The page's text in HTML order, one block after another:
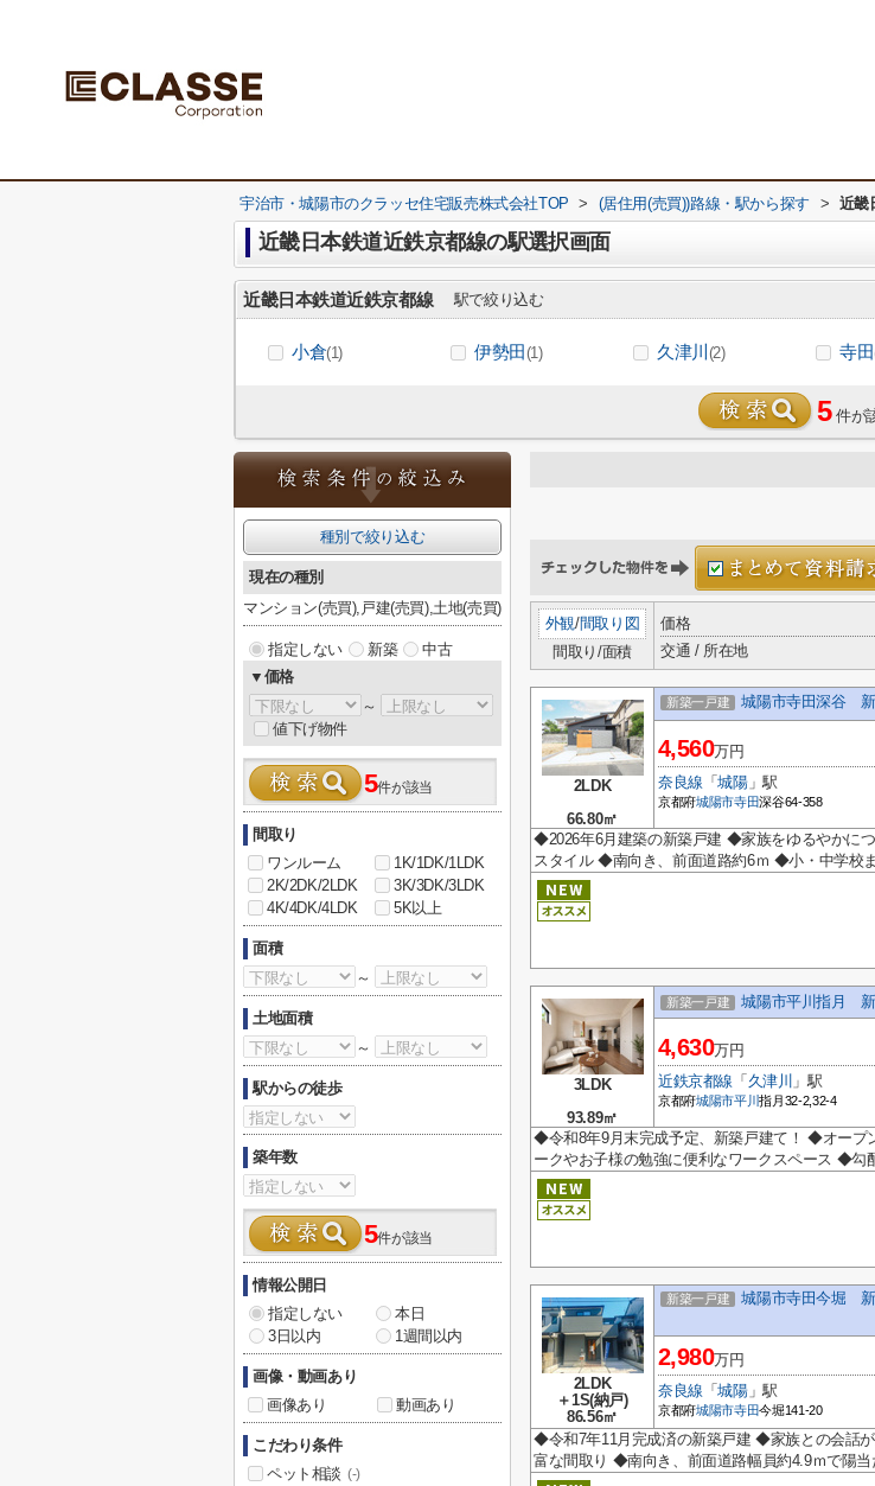
宇治市・城陽市のクラッセ住宅販売株式会社TOP > (居住用(売買))路線・駅から探す > 近畿
近畿日本鉄道近鉄京都線の駅選択画面
近畿日本鉄道近鉄京都線 駅で絞り込む
小倉(1) 伊勢田(1) 久津川 (2) 寺田
5 件が
外観/間取り図
間取り/面積
価格
交通 / 所在地
2LDK
66.80㎡
新築一戸建 城陽市寺田深谷
4,560万円
奈良線 「城陽」駅
京都府城陽市寺田深谷64-358
◆2026年6月建築の新築戸建 ◆家族をゆるやかに
スタイル ◆南向き、前面道路約6ｍ ◆小・中学校
3LDK
93.89㎡
新築一戸建 城陽市平川指月
4,630万円
近鉄京都線 「 久津川 」駅
京都府城陽市平川指月32-2,32-4
◆令和8年9月末完成予定、新築戸建て！ ◆オープ
ークやお子様の勉強に便利なワークスペース ◆勾
2LDK
＋1S(納戸)
86.56㎡
新築一戸建 城陽市寺田今堀
2,980万円
奈良線 「城陽」駅
京都府城陽市寺田今堀141-20
◆令和7年11月完成済の新築戸建 ◆家族との会話
富な間取り ◆南向き、前面道路幅員約4.9ｍで陽
種別で絞り込む
現在の種別
マンション(売買),戸建(売買),土地(売買)
指定しない 新築
中古
▼価格
～
値下げ物件
5件が該当
間取り
ワンルーム
1K/1DK/1LDK
2K/2DK/2LDK
3K/3DK/3LDK
4K/4DK/4LDK
5K以上
面積
～
土地面積
～
駅からの徒歩
築年数
5件が該当
情報公開日
指定しない
本日
3日以内
1週間以内
画像・動画あり
画像あり
動画あり
こだわり条件
ペット相談 (-)